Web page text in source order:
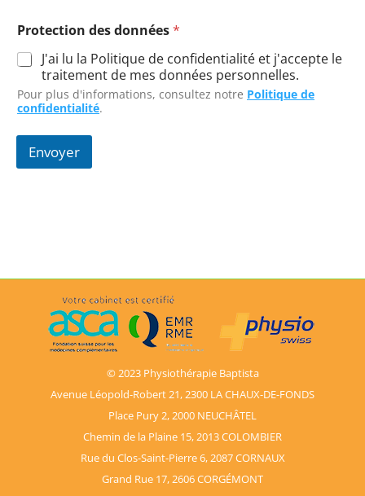
Protection des données*
J'ai lu la Politique de confidentialité et j'accepte le
traitement de mes données personnelles.
Pour plus d'informations, consultez notre Politique de
confidentialité.
Envoyer
© 2023 Physiothérapie Baptista
Avenue Léopold-Robert 21, 2300 LA CHAUX-DE-FONDS
Place Pury 2, 2000 NEUCHÂTEL
Chemin de la Plaine 15, 2013 COLOMBIER
Rue du Clos-Saint-Pierre 6, 2087 CORNAUX
Grand Rue 17, 2606 CORGÉMONT